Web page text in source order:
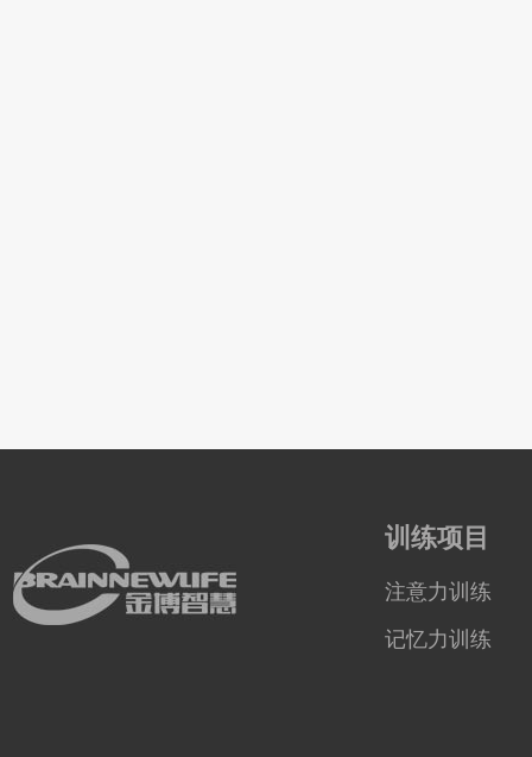
训练项目
注意力训练
记忆力训练